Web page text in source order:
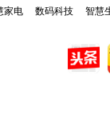
家电 数码科技 智慧